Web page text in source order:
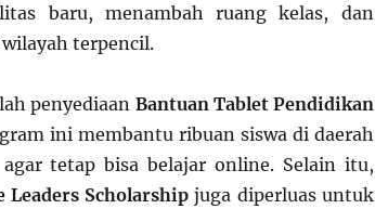
baru, menambah ruang kelas, dan
terpencil.
penyediaan Bantuan Tablet Pendidikan
ini membantu ribuan siswa di daerah
tetap bisa belajar online. Selain itu,
Leaders Scholarship juga diperluas untuk